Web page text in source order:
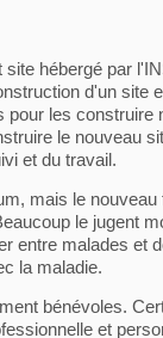
hébergé par
d'un site
les construire
le nouveau
et du travail.
mais le nouveau
le jugent
entre malades et
la maladie.
bénévoles.
et